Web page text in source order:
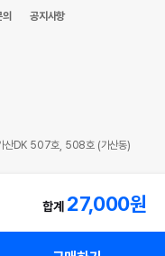
합계 27,000원
의 공지사항
산DK 507호, 508호 (가산동)